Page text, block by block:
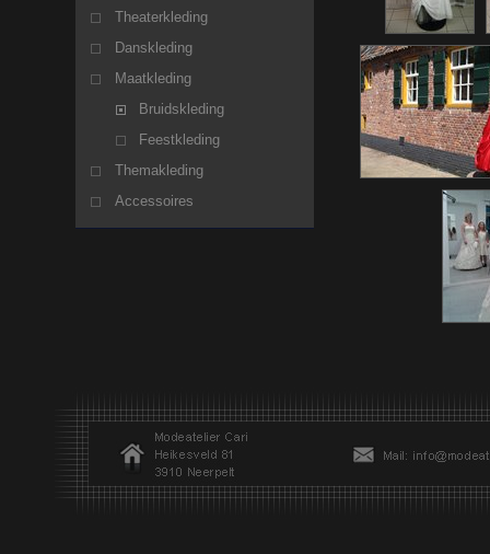
Theaterkleding
Danskleding
Maatkleding
Bruidskleding
Feestkleding
Themakleding
Accessoires